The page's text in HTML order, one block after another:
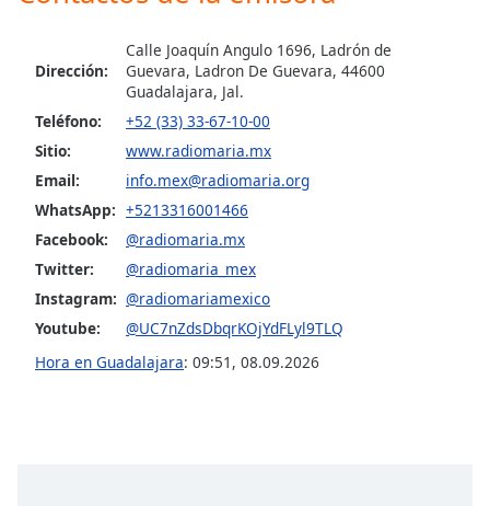
Caption
Background
Color
Opacity
Font
Dirección:
Calle Joaquín Angulo 1696, Ladrón de
Guevara, Ladron De Guevara, 44600
Guadalajara, Jal.
Teléfono:
+52 (33) 33-67-10-00
Sitio:
www.radiomaria.mx
Email:
info.mex@radiomaria.org
WhatsApp: +5213316001466
Facebook:
@radiomaria.mx
Twitter:
@radiomaria_mex
Instagram: @radiomariamexico
Youtube:
@UC7nZdsDbqrKOjYdFLyl9TLQ
Hora en Guadalajara: 09:51 , 08.09.2026